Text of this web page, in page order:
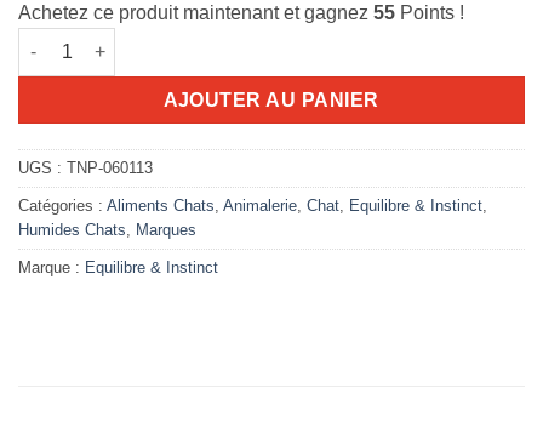
était :
est :
Achetez ce produit maintenant et gagnez 55 Points !
quantité de E&I Effilés Vitalité Boeuf Haricots Tomates 12x85g
AJOUTER AU PANIER
UGS : TNP-060113
Catégories : Aliments Chats Animalerie Chat Equilibre & Instinct
Humides Chats
Marques
Marque : Equilibre & Instinct